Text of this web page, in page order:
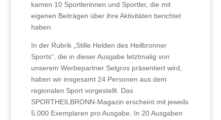
kamen 10 Sportlerinnen und Sportler, die mit
eigenen Beiträgen über ihre Aktivitäten berichtet
haben.
In der Rubrik „Stille Helden des Heilbronner
Sports“, die in dieser Ausgabe letztmalig von
unserem Werbepartner Selgros präsentiert wird,
haben wir insgesamt 24 Personen aus dem
regionalen Sport vorgestellt. Das
SPORTHEILBRONN-Magazin erscheint mit jeweils
5.000 Exemplaren pro Ausgabe. In 20 Ausgaben